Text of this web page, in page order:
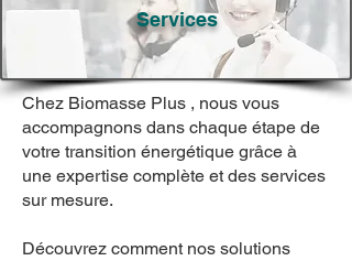
Services
Chez Biomasse Plus , nous vous
accompagnons dans chaque étape de
votre transition énergétique grâce à
une expertise complète et des services
sur mesure.
Découvrez comment nos solutions